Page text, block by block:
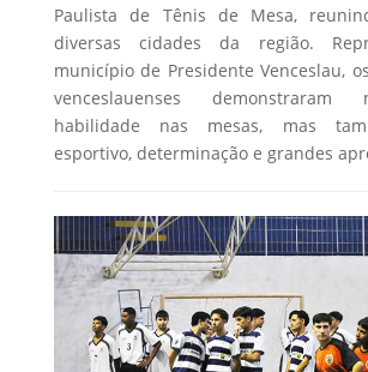
Paulista de Tênis de Mesa,
diversas cidades da região.
município de Presidente Venceslau,
venceslauenses demonstraram
habilidade nas mesas, mas
esportivo, determinação e grandes